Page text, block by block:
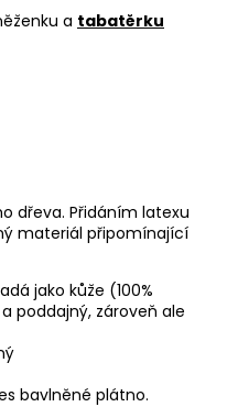
a tabatěrku
dřeva. Přidáním latexu
materiál připomínající
jako kůže (100%
poddajný, zároveň ale
bavlněné plátno.